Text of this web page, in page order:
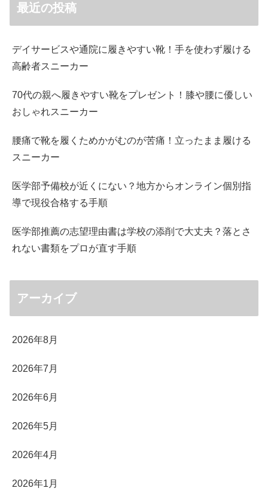
最近の投稿
デイサービスや通院に履きやすい靴！手を使わず履ける
高齢者スニーカー
70代の親へ履きやすい靴をプレゼント！膝や腰に優しい
おしゃれスニーカー
腰痛で靴を履くためかがむのが苦痛！立ったまま履ける
スニーカー
医学部予備校が近くにない？地方からオンライン個別指
導で現役合格する手順
医学部推薦の志望理由書は学校の添削で大丈夫？落とさ
れない書類をプロが直す手順
アーカイブ
2026年8月
2026年7月
2026年6月
2026年5月
2026年4月
2026年1月